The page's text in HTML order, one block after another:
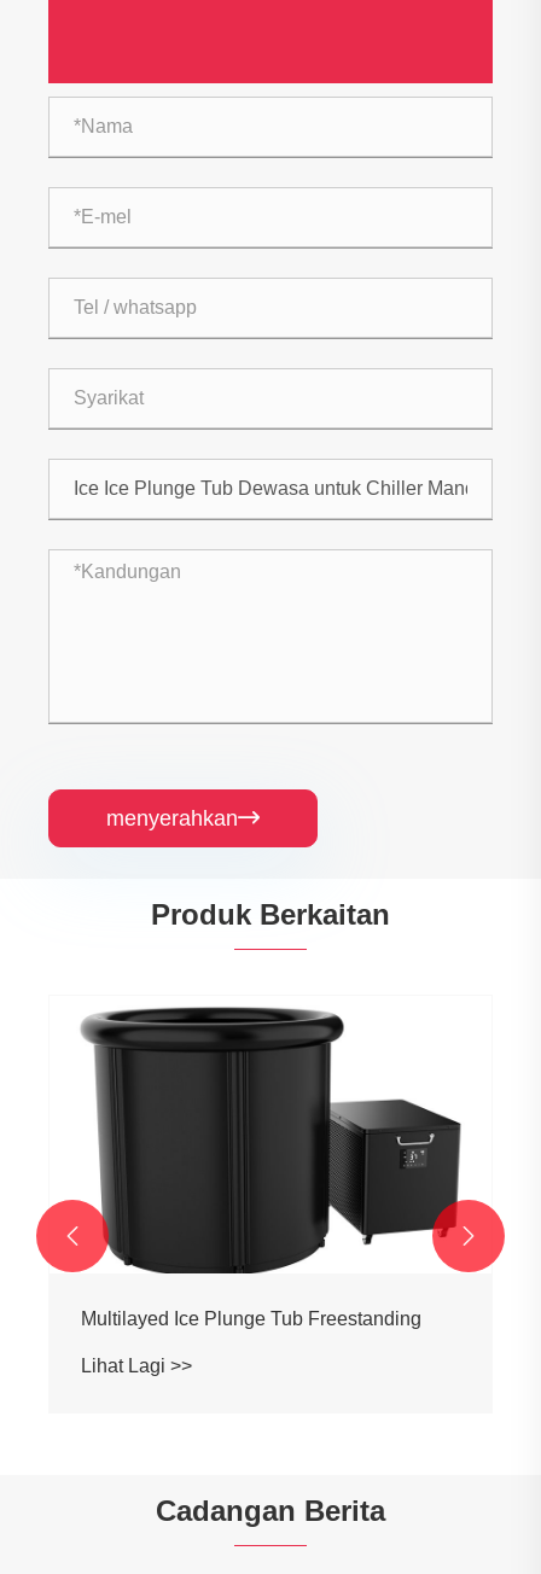
menyerahkan
Produk Berkaitan
Tab mandi ais terjun untuk pemulihan mandi
 
Cadangan Berita